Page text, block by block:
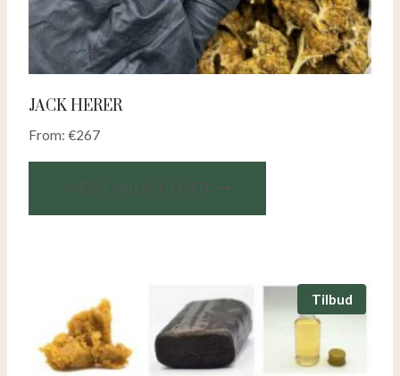
JACK HERER
From: €267
VÆLG MULIGHEDER
Tilbud